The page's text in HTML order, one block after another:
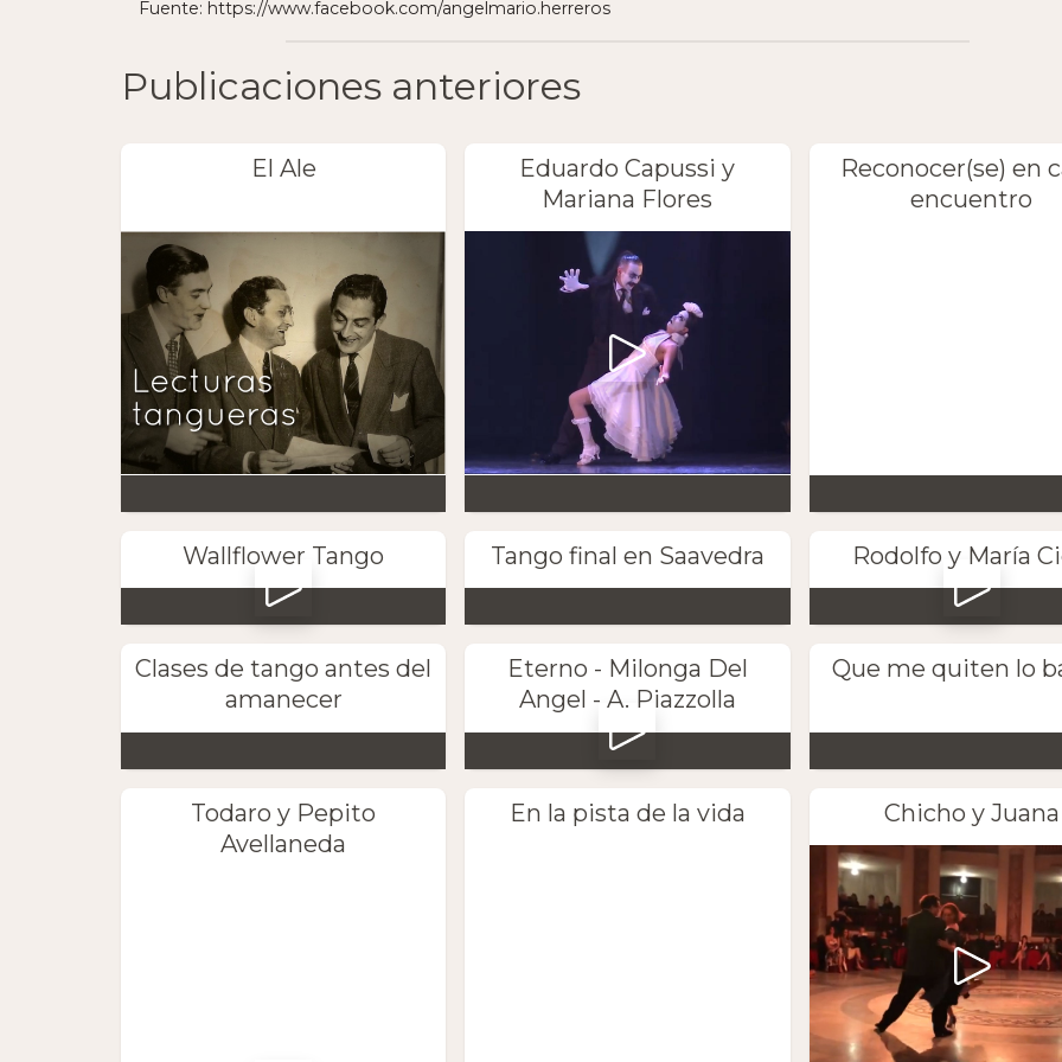
Fuente: https://www.facebook.com/angelmario.herreros
Publicaciones anteriores
El Ale
Eduardo Capussi y
Mariana Flores
Reconocer(se) en
encuentro
Wallflower Tango Tango final en Saavedra Rodolfo y María
Clases de tango antes del
amanecer
Eterno - Milonga Del
Angel - A. Piazzolla
Que me quiten lo
Todaro y Pepito
Avellaneda
En la pista de la vida Chicho y Juana